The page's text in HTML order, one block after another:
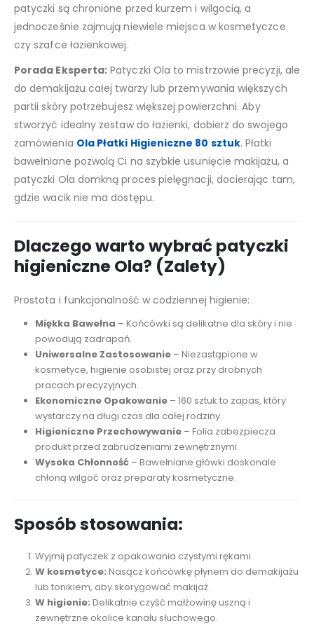
patyczki są chronione przed kurzem i wilgocią, a
jednocześnie zajmują niewiele miejsca w kosmetyczce
czy szafce łazienkowej.
Porada Eksperta: Patyczki Ola to mistrzowie precyzji, ale
do demakijażu całej twarzy lub przemywania większych
partii skóry potrzebujesz większej powierzchni. Aby
stworzyć idealny zestaw do łazienki, dobierz do swojego
zamówienia Ola Płatki Higieniczne 80 sztuk. Płatki
bawełniane pozwolą Ci na szybkie usunięcie makijażu, a
patyczki Ola domkną proces pielęgnacji, docierając tam,
gdzie wacik nie ma dostępu.
Dlaczego warto wybrać patyczki
higieniczne Ola? (Zalety)
Prostota i funkcjonalność w codziennej higienie:
Miękka Bawełna – Końcówki są delikatne dla skóry i nie
powodują zadrapań.
Uniwersalne Zastosowanie– Niezastąpione w
kosmetyce, higienie osobistej oraz przy drobnych
pracach precyzyjnych.
Ekonomiczne Opakowanie– 160 sztuk to zapas, który
wystarczy na długi czas dla całej rodziny.
Higieniczne Przechowywanie– Folia zabezpiecza
produkt przed zabrudzeniami zewnętrznymi.
Wysoka Chłonność– Bawełniane główki doskonale
chłoną wilgoć oraz preparaty kosmetyczne.
Sposób stosowania:
Wyjmij patyczek z opakowania czystymi rękami.
W kosmetyce: Nasącz końcówkę płynem do demakijażu
lub tonikiem, aby skorygować makijaż.
W higienie: Delikatnie czyść małżowinę uszną i
zewnętrzne okolice kanału słuchowego.